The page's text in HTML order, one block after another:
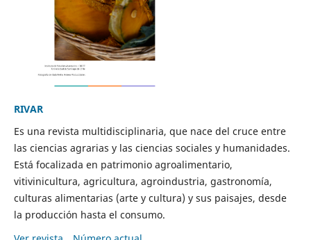
RIVAR
Es una revista multidisciplinaria, que nace del cruce entre
las ciencias agrarias y las ciencias sociales y humanidades.
Está focalizada en patrimonio agroalimentario,
vitivinicultura, agricultura, agroindustria, gastronomía,
culturas alimentarias (arte y cultura) y sus paisajes, desde
la producción hasta el consumo.